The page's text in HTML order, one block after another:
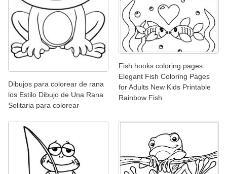
Dibujos para colorear de rana
los Estilo Dibujo de Una Rana
Solitaria para colorear
Fish hooks coloring pages
Elegant Fish Coloring Pages
for Adults New Kids Printable
Rainbow Fish